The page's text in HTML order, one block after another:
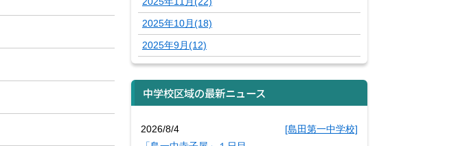
2025年10月(18)
2025年9月(12)
中学校区域の最新ニュース
2026/8/4
[島田第一中学校]